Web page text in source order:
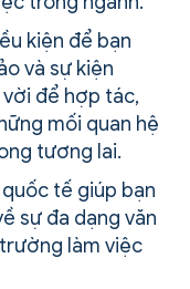
kiện để bạn
và sự kiện
để hợp tác,
mối quan hệ
tương lai.
tế giúp bạn
sự đa dạng văn
làm việc